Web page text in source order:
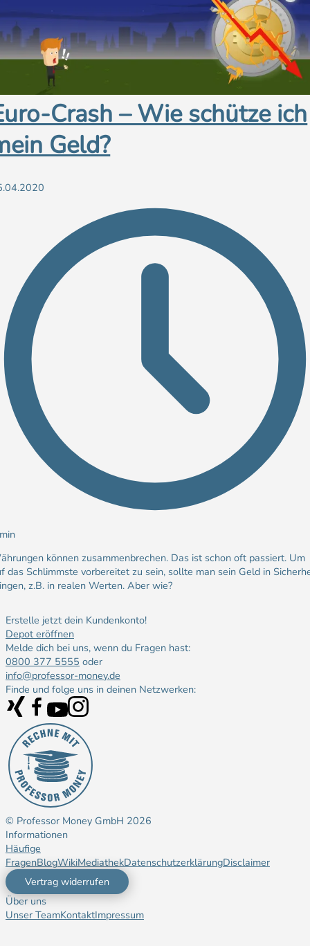
Crash – Wie schütze ich
Geld?
können zusammenbrechen. Das ist schon oft passiert. Um
das Schlimmste vorbereitet zu sein, sollte man sein Geld in
z.B. in realen Werten. Aber wie?
Erstelle jetzt dein Kundenkonto!
Depot eröffnen
Melde dich bei uns, wenn du Fragen hast:
0800 377 5555 oder
info@professor-money.de
Finde und folge uns in deinen Netzwerken:
© Professor Money GmbH 2026
Informationen
Häufige
FragenBlogWikiMediathekDatenschutzerklärungDisclaimer
Vertrag widerrufen
Über uns
Unser TeamKontaktImpressum